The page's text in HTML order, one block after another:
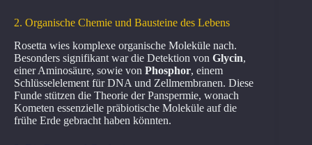
2. Organische Chemie und Bausteine des Lebens
Rosetta wies komplexe organische Moleküle nach.
Besonders signifikant war die Detektion von Glycin,
einer Aminosäure, sowie von Phosphor, einem
Schlüsselelement für DNA und Zellmembranen. Diese
Funde stützen die Theorie der Panspermie, wonach
Kometen essenzielle präbiotische Moleküle auf die
frühe Erde gebracht haben könnten.